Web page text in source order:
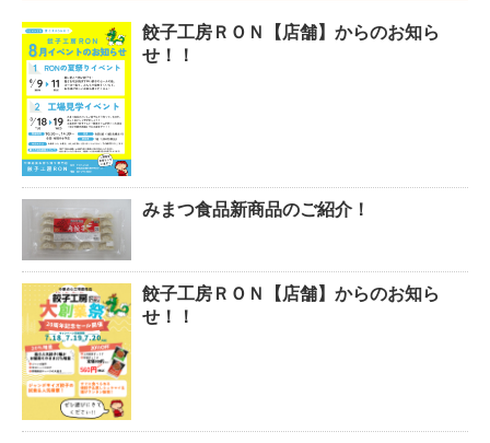
餃子工房ＲＯＮ【店舗】からのお知ら
せ！！
みまつ食品新商品のご紹介！
餃子工房ＲＯＮ【店舗】からのお知ら
せ！！